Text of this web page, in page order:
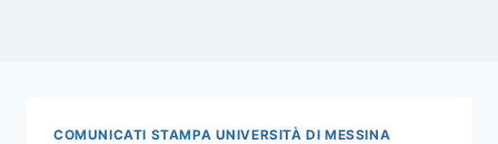
COMUNICATI STAMPA UNIVERSITÀ DI MESSINA